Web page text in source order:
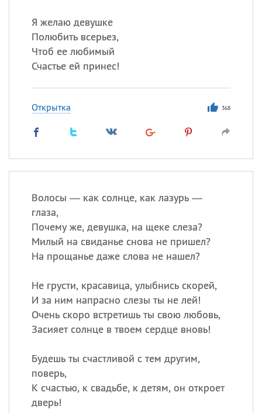
Я желаю девушке
Полюбить всерьез,
Чтоб ее любимый
Счастье ей принес!
Открытка 368
Волосы — как солнце, как лазурь —
глаза,
Почему же, девушка, на щеке слеза?
Милый на свиданье снова не пришел?
На прощанье даже слова не нашел?
Не грусти, красавица, улыбнись скорей,
И за ним напрасно слезы ты не лей!
Очень скоро встретишь ты свою любовь,
Засияет солнце в твоем сердце вновь!
Будешь ты счастливой с тем другим,
поверь,
К счастью, к свадьбе, к детям, он откроет
дверь!